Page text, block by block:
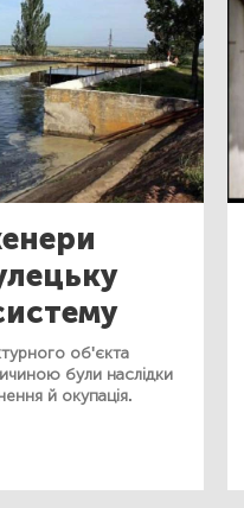
об'єкта
були наслідки
й окупація.